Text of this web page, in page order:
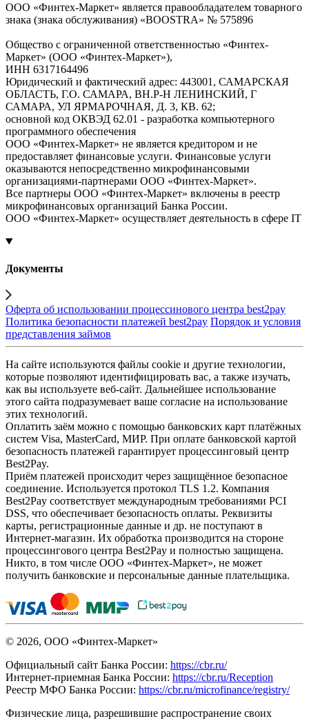
ООО «Финтех-Маркет» является правообладателем товарного
знака (знака обслуживания) «BOOSTRA» № 575896
Общество с ограниченной ответственностью «Финтех-
Маркет» (ООО «Финтех-Маркет»),
ИНН 6317164496
Юридический и фактический адрес: 443001, САМАРСКАЯ
ОБЛАСТЬ, Г.О. САМАРА, ВН.Р-Н ЛЕНИНСКИЙ, Г
САМАРА, УЛ ЯРМАРОЧНАЯ, Д. 3, КВ. 62;
основной код ОКВЭД 62.01 - разработка компьютерного
программного обеспечения
ООО «Финтех-Маркет» не является кредитором и не
предоставляет финансовые услуги. Финансовые услуги
оказываются непосредственно микрофинансовыми
организациями-партнерами ООО «Финтех-Маркет».
Все партнеры ООО «Финтех-Маркет» включены в реестр
микрофинансовых организаций Банка России.
ООО «Финтех-Маркет» осуществляет деятельность в сфере IT
Документы
Оферта об использовании процессинового центра best2pay
Политика безопасности платежей best2pay Порядок и условия
представления займов
На сайте используются файлы cookie и другие технологии,
которые позволяют идентифицировать вас, а также изучать,
как вы используете веб-сайт. Дальнейшее использование
этого сайта подразумевает ваше согласие на использование
этих технологий.
Оплатить заём можно с помощью банковских карт платёжных
систем Visa, MasterCard, МИР. При оплате банковской картой
безопасность платежей гарантирует процессинговый центр
Best2Pay.
Приём платежей происходит через защищённое безопасное
соединение. Используется протокол TLS 1.2. Компания
Best2Pay соответствует международным требованиями PCI
DSS, что обеспечивает безопасность оплаты. Реквизиты
карты, регистрационные данные и др. не поступают в
Интернет-магазин. Их обработка производится на стороне
процессингового центра Best2Pay и полностью защищена.
Никто, в том числе ООО «Финтех-Маркет», не может
получить банковские и персональные данные плательщика.
© 2026, ООО «Финтех-Маркет»
Официальный сайт Банка России: https://cbr.ru/
Интернет-приемная Банка России: https://cbr.ru/Reception
Реестр МФО Банка России: https://cbr.ru/microfinance/registry/
Физические лица, разрешившие распространение своих